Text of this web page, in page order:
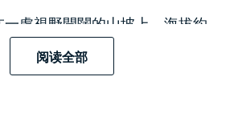
處視野開闊的山坡上，海拔約
靜的鄉村氛圍中，同時又擁有優
方便前往托斯卡納的主要藝術城
門前，而
阅读全部